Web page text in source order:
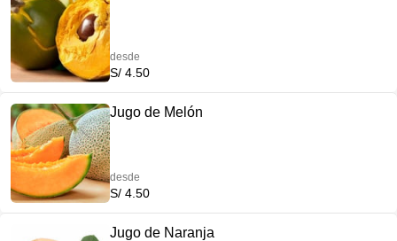
desde
S/ 4.50
Jugo de Melón
desde
S/ 4.50
Jugo de Naranja